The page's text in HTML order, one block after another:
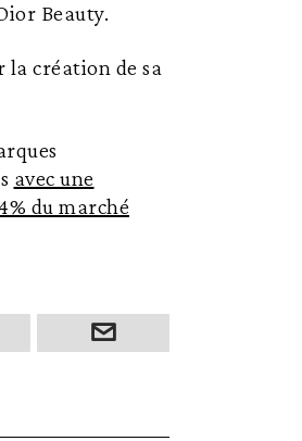
Beauty.
la création de sa
avec une
du marché